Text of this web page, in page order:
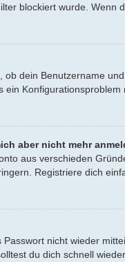
blockiert wurde.
dein Benutzername
aber nicht mehr
aus verschieden
Registriere dich
nicht wieder
du dich schnell